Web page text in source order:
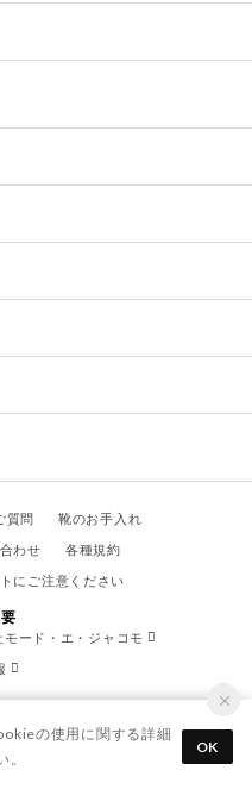
質問
靴のお手入れ
わせ
各種規約
にご注意ください
モード・エ・ジャコモ
Right Reserved.
の使用に関する詳細
。
OK